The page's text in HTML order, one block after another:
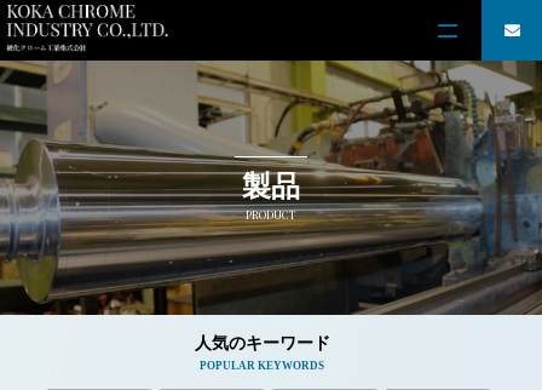
製品
PRODUCT
人気のキーワード
POPULAR KEYWORDS